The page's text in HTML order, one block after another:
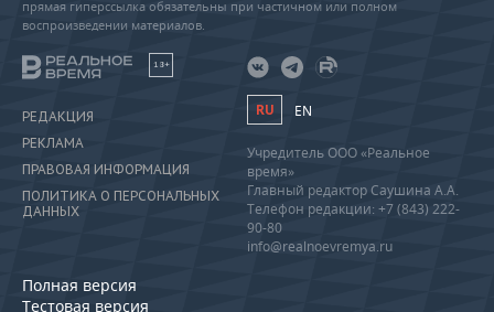
прямая гиперссылка обязательны при частичном или полном
воспроизведении материалов.
18+
РЕДАКЦИЯ
РЕКЛАМА
ПРАВОВАЯ ИНФОРМАЦИЯ
ПОЛИТИКА О ПЕРСОНАЛЬНЫХ
ДАННЫХ
Полная версия
Тестовая версия
RU EN
Учредитель ООО «Реальное
время»
Главный редактор Саушина А.А.
Телефон редакции: +7 (843) 222-
90-80
info@realnoevremya.ru